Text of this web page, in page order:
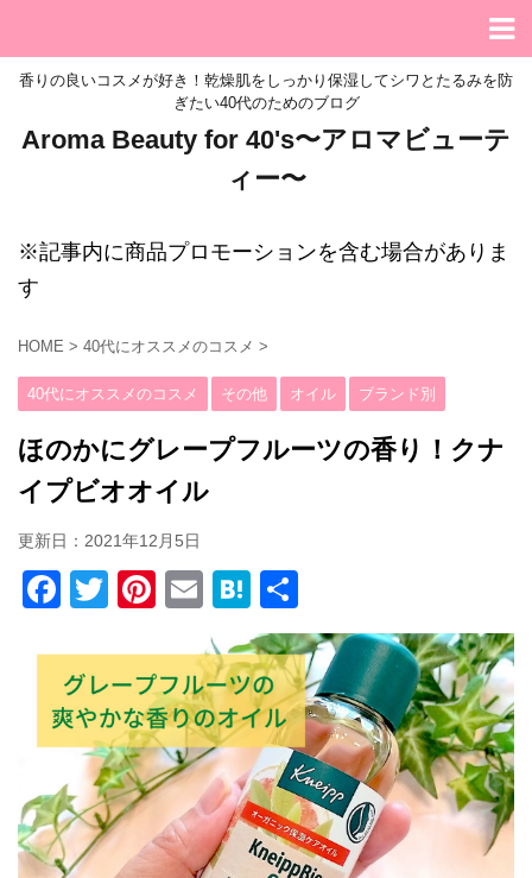
香りの良いコスメが好き！乾燥肌をしっかり保湿してシワとたるみを防
ぎたい40代のためのブログ
Aroma Beauty for 40's〜アロマビューテ
ィー〜
※記事内に商品プロモーションを含む場合がありま
す
HOME > 40代にオススメのコスメ >
40代にオススメのコスメ その他 オイル ブランド別
ほのかにグレープフルーツの香り！クナ
イプビオオイル
更新日： 2021年12月5日
F
c
e
b
o
o
k
T
tt
er
Pi
er
e
st
E
m
ail
H
at
e
n
a
有